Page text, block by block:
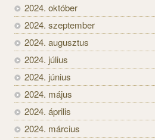
2024. október
2024. szeptember
2024. augusztus
2024. július
2024. június
2024. május
2024. április
2024. március